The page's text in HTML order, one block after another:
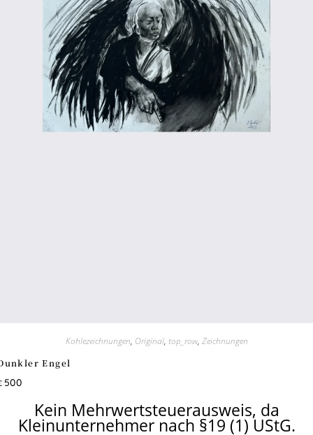
Kohlezeichnungen, Original, top_row, Zeichnungen
Engel
500
Kein Mehrwertsteuerausweis, da
Kleinunternehmer nach §19 (1) UStG.